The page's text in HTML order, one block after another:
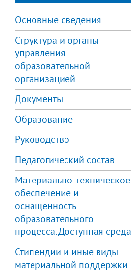
Основные сведения
Структура и органы
управления
образовательной
организацией
Документы
Образование
Руководство
Педагогический состав
Материально-техническое
обеспечение и
оснащенность
образовательного
процесса. Доступная среда
Стипендии и иные виды
материальной поддержки